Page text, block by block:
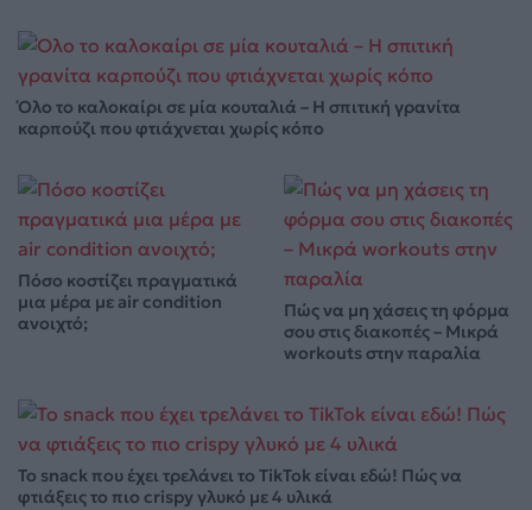
Όλο το καλοκαίρι σε μία κουταλιά – Η σπιτική γρανίτα
καρπούζι που φτιάχνεται χωρίς κόπο
Πόσο κοστίζει πραγματικά
μια μέρα με air condition
ανοιχτό;
Πώς να μη χάσεις τη φόρμα
σου στις διακοπές – Μικρά
workouts στην παραλία
Το snack που έχει τρελάνει το TikTok είναι εδώ! Πώς να
φτιάξεις το πιο crispy γλυκό με 4 υλικά